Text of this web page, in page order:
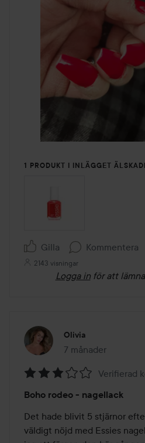
1 PRODUKT I INLÄGGET
Gilla Kommentera
2143 visningar
Logga in för att
Olivia
7 månader
Inlägget skapades 7
3
av
5
Verifierad
Boho rodeo - nagellack
Det hade blivit 5 stjärnor
väldigt nöjd med Essies